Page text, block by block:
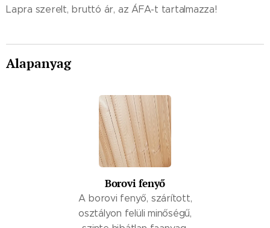
Lapra szerelt, bruttó ár, az ÁFA-t tartalmazza!
Alapanyag
Borovi fenyő
A borovi fenyő, szárított,
osztályon felüli minőségű,